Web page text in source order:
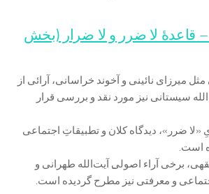
قواعد فقهیه ج1 – قاعدۀ لا ضرر و لا ضرار (بخش
مثل میرزای نائینی و آخوند خراسانی، آرائی از
سیستانی نیز مورد نقد و بررسی قرار
«لا ضرر»، دیدگاه کلان و تطبیقاتِ اجتماعی
است.
برخی آراء اصولی‌‌ِ آیت‌الله طهرانی و
و معرفتی نیز مطرح گردیده است.